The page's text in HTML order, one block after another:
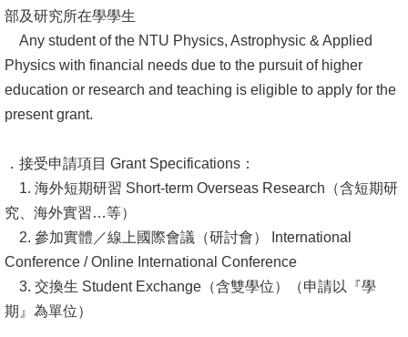
系
所
成
員
學
術
演
講
招
生
及
部及研究所在學學生
Any student of the NTU Physics, Astrophysic & Applied
Physics with financial needs due to the pursuit of higher
education or research and teaching is eligible to apply for the
present grant.
．接受申請項目 Grant Specifications：
1. 海外短期研習 Short-term Overseas Research（含短期研
究、海外實習…等）
2. 參加實體／線上國際會議（研討會） International
Conference / Online International Conference
3. 交換生 Student Exchange（含雙學位）（申請以『學
期』為單位）